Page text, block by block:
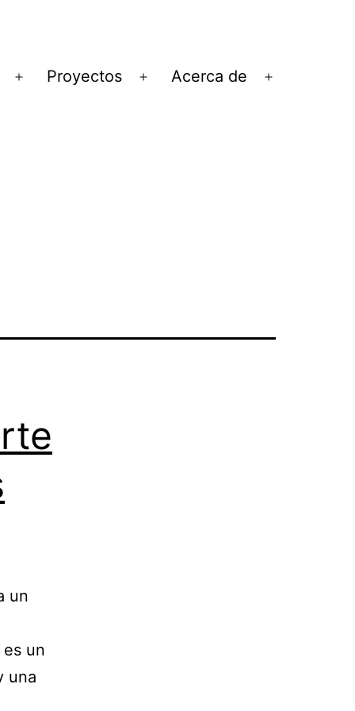
Abrir
Proyectos
Abrir
Acerca de
un
un
una